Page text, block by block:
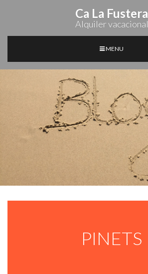
Ca La Fustera
Alquiler vacacional
MENU
PINETS